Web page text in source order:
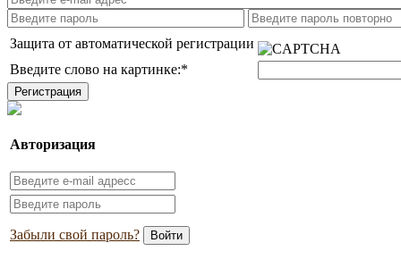
Защита от автоматической регистрации
Введите слово на картинке:*
Авторизация
Забыли свой пароль?